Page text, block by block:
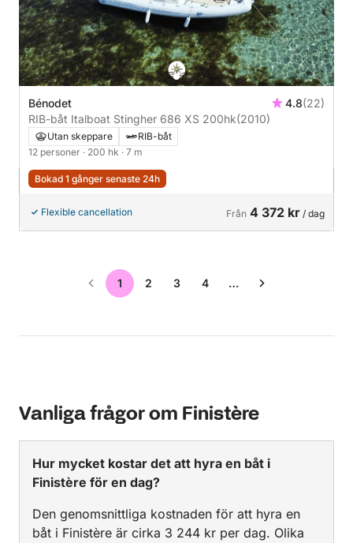
Bénodet 4.8(22)
RIB-båt Italboat Stingher 686 XS 200hk(2010)
Utan skeppare
RIB-båt
12 personer · 200 hk · 7 m
Bokad 1 gånger senaste 24h
Flexible cancellation Från 4 372 kr / dag
1 2 3 4 …
Vanliga frågor om Finistère
Hur mycket kostar det att hyra en båt i
Finistère för en dag?
Den genomsnittliga kostnaden för att hyra en
båt i Finistère är cirka 3 244 kr per dag. Olika